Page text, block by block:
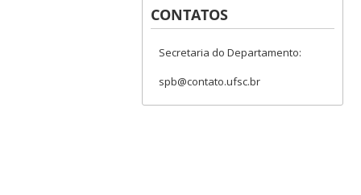
CONTATOS
Secretaria do Departamento:
spb@contato.ufsc.br